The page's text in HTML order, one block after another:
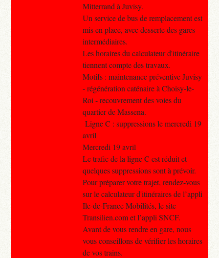
Mitterrand à Juvisy.
Un service de bus de remplacement est
mis en place, avec desserte des gares
intermédiaires.
Les horaires du calculateur d'itinéraire
tiennent compte des travaux.
Motifs : maintenance préventive Juvisy
- régénération caténaire à Choisy-le-
Roi - recouvrement des voies du
quartier de Massena.
Ligne C : suppressions le mercredi 19
avril
Mercredi 19 avril
Le trafic de la ligne C est réduit et
quelques suppressions sont à prévoir.
Pour préparer votre trajet, rendez-vous
sur le calculateur d'itinéraires de l’appli
Ile-de-France Mobilités, le site
Transilien.com et l’appli SNCF.
Avant de vous rendre en gare, nous
vous conseillons de vérifier les horaires
de vos trains.